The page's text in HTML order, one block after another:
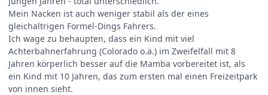
Mein Nacken ist auch weniger stabil als der eines
gleichaltrigen Formel-Dings Fahrers.
Ich wage zu behaupten, dass ein Kind mit viel
Achterbahnerfahrung (Colorado o.ä.) im Zweifelfall mit 8
Jahren körperlich besser auf die Mamba vorbereitet ist, als
ein Kind mit 10 Jahren, das zum ersten mal einen Freizeitpark
von innen sieht.